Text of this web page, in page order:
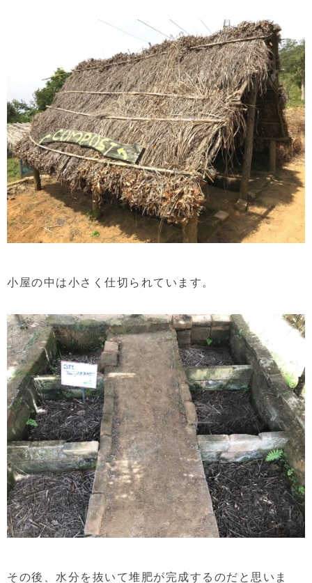
小屋の中は小さく仕切られています。
その後、水分を抜いて堆肥が完成するのだと思いま